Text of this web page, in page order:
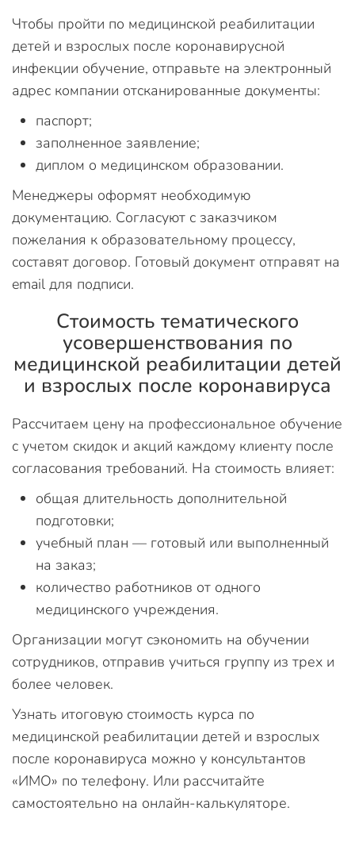
Чтобы пройти по медицинской реабилитации
детей и взрослых после коронавирусной
инфекции обучение, отправьте на электронный
адрес компании отсканированные документы:
паспорт;
заполненное заявление;
диплом о медицинском образовании.
Менеджеры оформят необходимую
документацию. Согласуют с заказчиком
пожелания к образовательному процессу,
составят договор. Готовый документ отправят на
email для подписи.
Стоимость тематического
усовершенствования по
медицинской реабилитации детей
и взрослых после коронавируса
Рассчитаем цену на профессиональное обучение
с учетом скидок и акций каждому клиенту после
согласования требований. На стоимость влияет:
общая длительность дополнительной
подготовки;
учебный план — готовый или выполненный
на заказ;
количество работников от одного
медицинского учреждения.
Организации могут сэкономить на обучении
сотрудников, отправив учиться группу из трех и
более человек.
Узнать итоговую стоимость курса по
медицинской реабилитации детей и взрослых
после коронавируса можно у консультантов
«ИМО» по телефону. Или рассчитайте
самостоятельно на онлайн-калькуляторе.